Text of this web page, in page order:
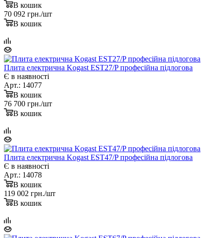
В кошик
70 092 грн./шт
В кошик
Плита електрична Kogast EST27/P професійна підлогова
Є в наявності
Арт.: 14077
В кошик
76 700 грн./шт
В кошик
Плита електрична Kogast EST47/P професійна підлогова
Є в наявності
Арт.: 14078
В кошик
119 002 грн./шт
В кошик